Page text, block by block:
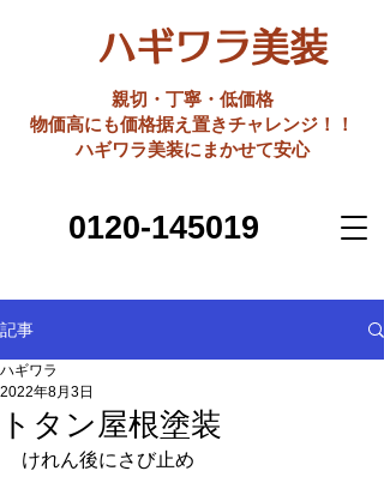
ハギワラ美装
親切・丁寧・低価格
​物価高にも価格据え置きチャレンジ！！
ハギワラ美装にまかせて安心
0120-145019
記事
トタン屋根塗装
ハギワラ
2022年8月3日
けれん後にさび止め